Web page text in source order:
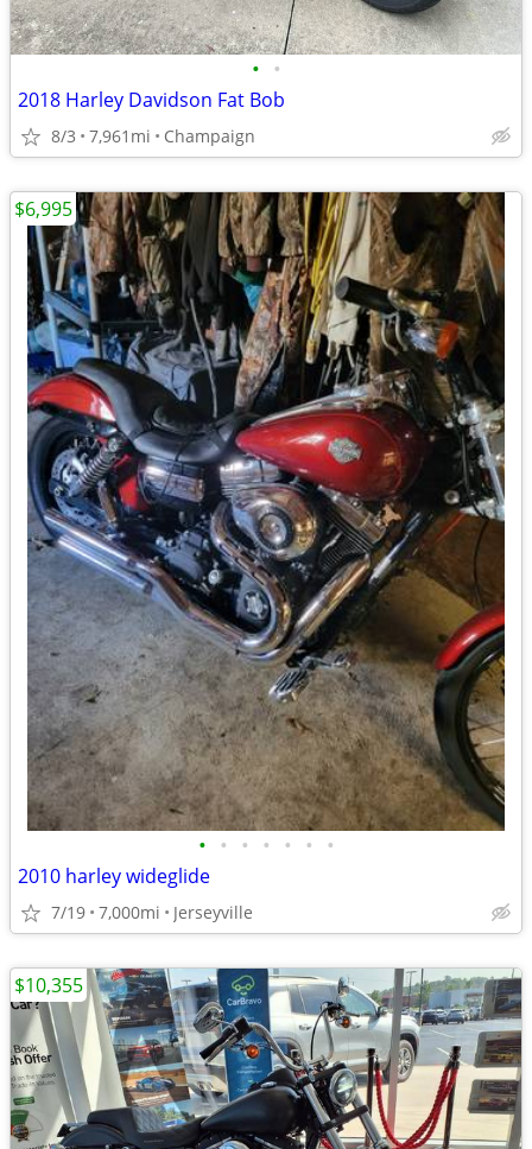
• •
2018 Harley Davidson Fat Bob
8/3 7,961mi Champaign
• • • • • • •
2010 harley wideglide
7/19 7,000mi Jerseyville
$6,995
$10,355